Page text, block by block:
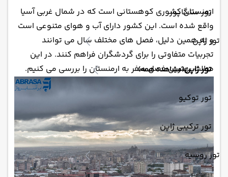
تور سنگاپور
تور ژاپن
تور ژاپن(مشاهده همه)
تور توکیو
تور ترکیبی ژاپن
تور روسیه
ارمنستان کشوری کوهستانی است که در شمال غربی آسیا
واقع شده است. این کشور دارای آب و هوای متنوعی است
و به همین دلیل، فصل های مختلف سال می توانند
تجربیات متفاوتی را برای گردشگران فراهم کنند. در این
مطلب بهترین فصل سفر به ارمنستان را بررسی می کنیم.